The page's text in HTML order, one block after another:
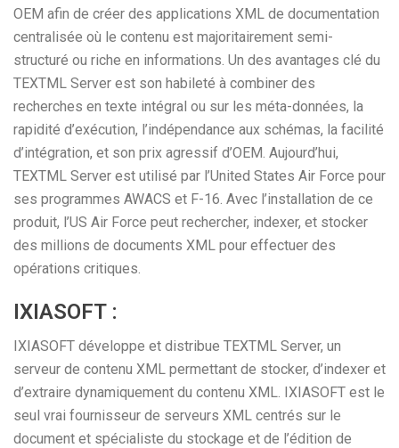
OEM afin de créer des applications XML de documentation
centralisée où le contenu est majoritairement semi-
structuré ou riche en informations. Un des avantages clé du
TEXTML Server est son habileté à combiner des
recherches en texte intégral ou sur les méta-données, la
rapidité d’exécution, l’indépendance aux schémas, la facilité
d’intégration, et son prix agressif d’OEM. Aujourd’hui,
TEXTML Server est utilisé par l’United States Air Force pour
ses programmes AWACS et F-16. Avec l’installation de ce
produit, l’US Air Force peut rechercher, indexer, et stocker
des millions de documents XML pour effectuer des
opérations critiques.
IXIASOFT :
IXIASOFT développe et distribue TEXTML Server, un
serveur de contenu XML permettant de stocker, d’indexer et
d’extraire dynamiquement du contenu XML. IXIASOFT est le
seul vrai fournisseur de serveurs XML centrés sur le
document et spécialiste du stockage et de l’édition de